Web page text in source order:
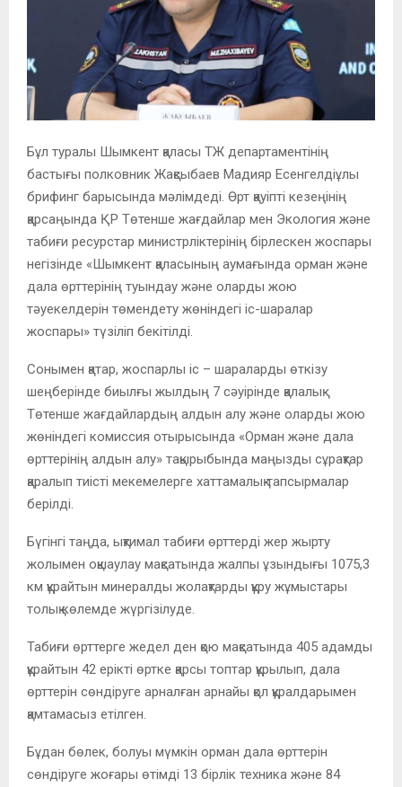
Бұл туралы Шымкент қаласы ТЖ департаментінің
бастығы полковник Жақсыбаев Мадияр Есенгелдіұлы
брифинг барысында мәлімдеді. Өрт қауіпті кезеңінің
қарсаңында ҚР Төтенше жағдайлар мен Экология және
табиғи ресурстар министрліктерінің бірлескен жоспары
негізінде «Шымкент қаласының аумағында орман және
дала өрттерінің туындау және оларды жою
тәуекелдерін төмендету жөніндегі іс-шаралар
жоспары» түзіліп бекітілді.
Сонымен қатар, жоспарлы іс – шараларды өткізу
шеңберінде биылғы жылдың 7 сәуірінде қалалық
Төтенше жағдайлардың алдын алу және оларды жою
жөніндегі комиссия отырысында «Орман және дала
өрттерінің алдын алу» тақырыбында маңызды сұрақтар
қаралып тиісті мекемелерге хаттамалық тапсырмалар
берілді.
Бүгінгі таңда, ықтимал табиғи өрттерді жер жырту
жолымен оқшаулау мақсатында жалпы ұзындығы 1075,3
км құрайтын минералды жолақтарды құру жұмыстары
толық көлемде жүргізілуде.
Табиғи өрттерге жедел ден қою мақсатында 405 адамды
құрайтын 42 ерікті өртке қарсы топтар құрылып, дала
өрттерін сөндіруге арналған арнайы қол құралдарымен
қамтамасыз етілген.
Бұдан бөлек, болуы мүмкін орман дала өрттерін
сөндіруге жоғары өтімді 13 бірлік техника және 84